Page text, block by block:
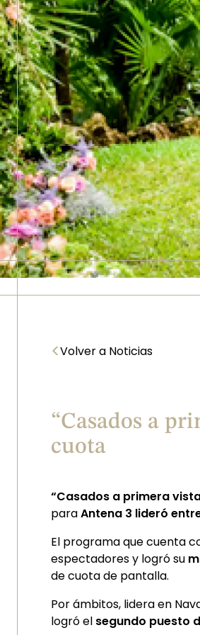
<Volver a Noticias
“Casados a
cuota
“Casados a primera
paraAntena 3 lideró
El programa que cuenta
espectadores y logró su
de cuota de pantalla.
Por ámbitos, lidera en
logró el segundo puesto